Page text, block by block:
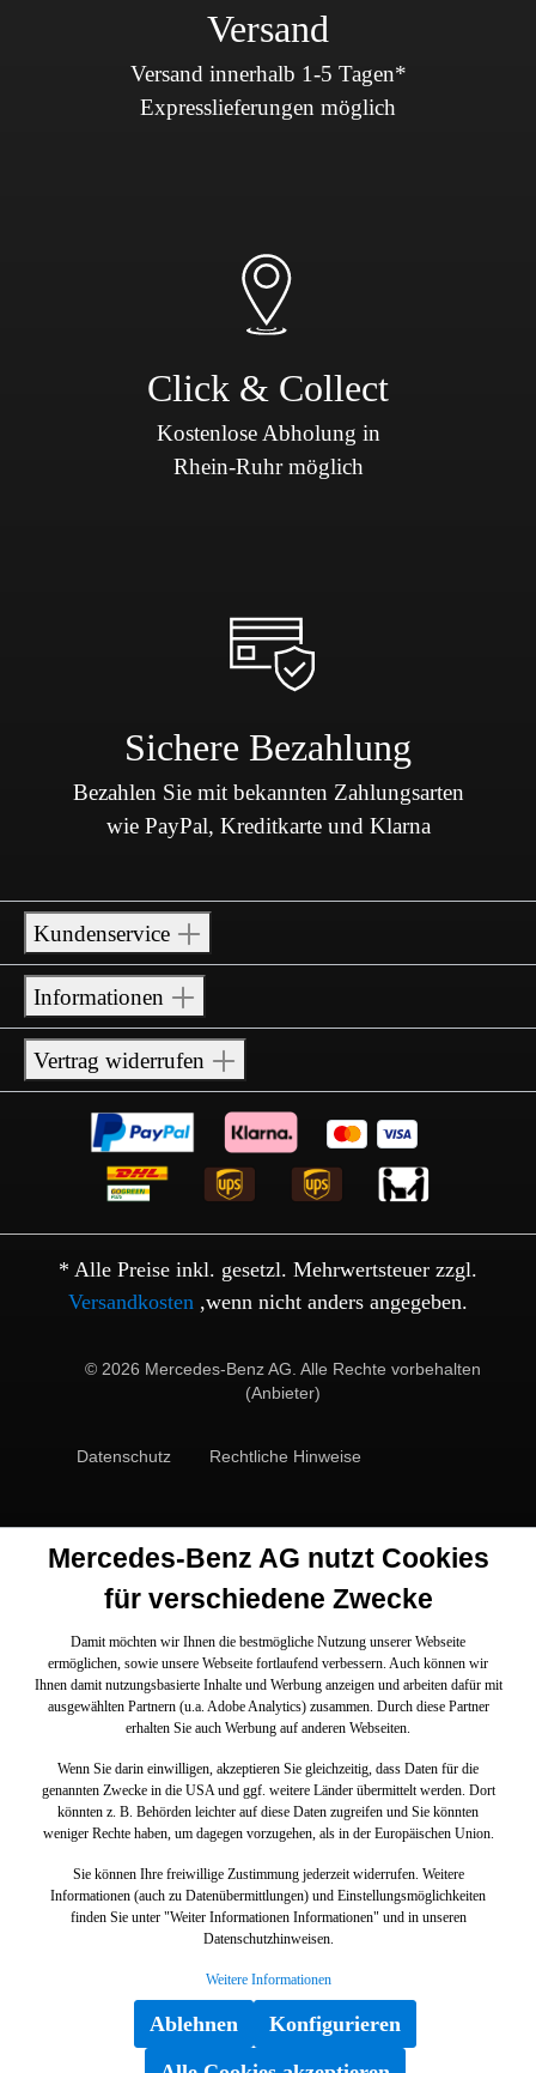
Versand
Versand innerhalb 1-5 Tagen*
Expresslieferungen möglich
Click & Collect
Kostenlose Abholung in
Rhein-Ruhr möglich
Sichere Bezahlung
Bezahlen Sie mit bekannten Zahlungsarten
wie PayPal, Kreditkarte und Klarna
Kundenservice
Informationen
Vertrag widerrufen
* Alle Preise inkl. gesetzl. Mehrwertsteuer zzgl.
Versandkosten ,wenn nicht anders angegeben.
© 2026 Mercedes-Benz AG. Alle Rechte vorbehalten
(Anbieter)
Datenschutz Rechtliche Hinweise
Mercedes-Benz AG nutzt Cookies
für verschiedene Zwecke
Damit möchten wir Ihnen die bestmögliche Nutzung unserer Webseite
ermöglichen, sowie unsere Webseite fortlaufend verbessern. Auch können wir
Ihnen damit nutzungsbasierte Inhalte und Werbung anzeigen und arbeiten dafür mit
ausgewählten Partnern (u.a. Adobe Analytics) zusammen. Durch diese Partner
erhalten Sie auch Werbung auf anderen Webseiten.
Wenn Sie darin einwilligen, akzeptieren Sie gleichzeitig, dass Daten für die
genannten Zwecke in die USA und ggf. weitere Länder übermittelt werden. Dort
könnten z. B. Behörden leichter auf diese Daten zugreifen und Sie könnten
weniger Rechte haben, um dagegen vorzugehen, als in der Europäischen Union.
Sie können Ihre freiwillige Zustimmung jederzeit widerrufen. Weitere
Informationen (auch zu Datenübermittlungen) und Einstellungsmöglichkeiten
finden Sie unter "Weiter Informationen Informationen" und in unseren
Datenschutzhinweisen.
Weitere Informationen
Ablehnen
Konfigurieren